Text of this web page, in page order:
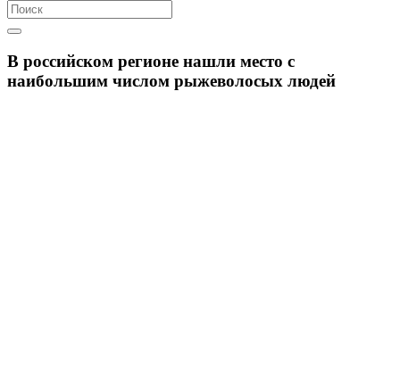
В российском регионе нашли место с
наибольшим числом рыжеволосых людей